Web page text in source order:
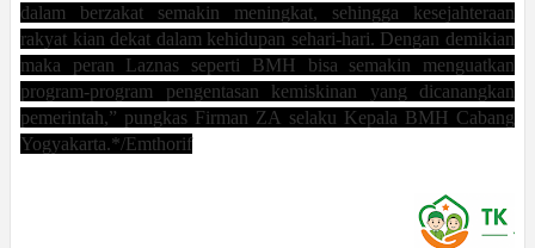
dalam berzakat semakin meningkat, sehingga kesejahteraan
rakyat kian dekat dalam kehidupan sehari-hari. Dengan demikian
maka peran Laznas seperti BMH bisa semakin menguatkan
program-program pengentasan kemiskinan yang dicanangkan
pemerintah,” pungkas Firman ZA selaku Kepala BMH Cabang
Yogyakarta.*/Emthorif